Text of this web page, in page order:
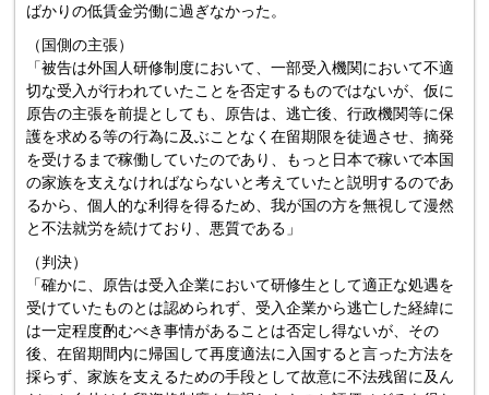
ばかりの低賃金労働に過ぎなかった。
（国側の主張）
「被告は外国人研修制度において、一部受入機関において不適
切な受入が行われていたことを否定するものではないが、仮に
原告の主張を前提としても、原告は、逃亡後、行政機関等に保
護を求める等の行為に及ぶことなく在留期限を徒過させ、摘発
を受けるまで稼働していたのであり、もっと日本で稼いで本国
の家族を支えなければならないと考えていたと説明するのであ
るから、個人的な利得を得るため、我が国の方を無視して漫然
と不法就労を続けており、悪質である」
（判決）
「確かに、原告は受入企業において研修生として適正な処遇を
受けていたものとは認められず、受入企業から逃亡した経緯に
は一定程度酌むべき事情があることは否定し得ないが、その
後、在留期間内に帰国して再度適法に入国すると言った方法を
採らず、家族を支えるための手段として故意に不法残留に及ん